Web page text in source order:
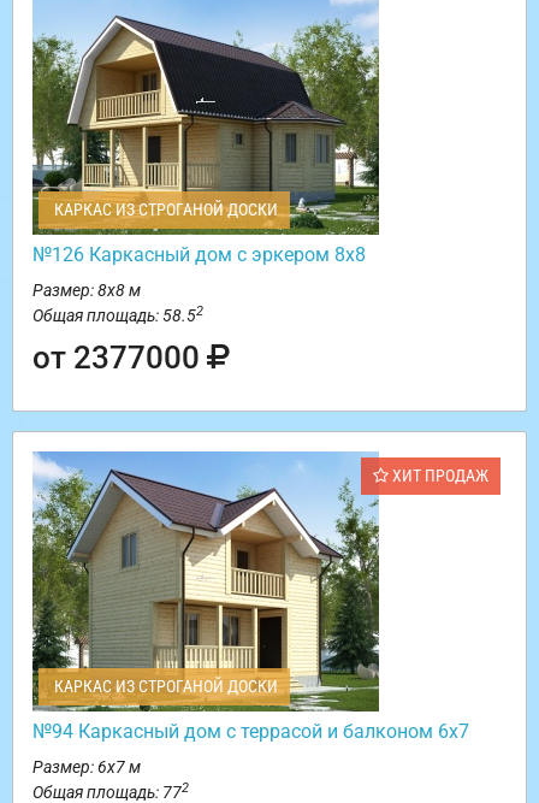
КАРКАС ИЗ СТРОГАНОЙ ДОСКИ
№126 Каркасный дом с эркером 8х8
Размер: 8х8 м
Общая площадь: 58.52
от 2377000
ХИТ ПРОДАЖ
КАРКАС ИЗ СТРОГАНОЙ ДОСКИ
№94 Каркасный дом с террасой и балконом 6х7
Размер: 6х7 м
Общая площадь: 772